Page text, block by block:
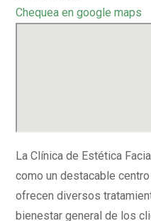
Chequea en google maps
La Clínica de Estética
como un destacable
ofrecen diversos
bienestar general de los